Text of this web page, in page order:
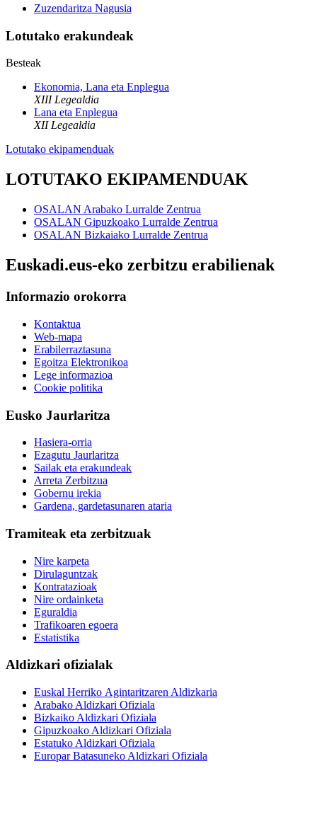
Zuzendaritza Nagusia
Lotutako erakundeak
Besteak
Ekonomia, Lana eta Enplegua
XIII Legealdia
Lana eta Enplegua
XII Legealdia
Lotutako ekipamenduak
LOTUTAKO EKIPAMENDUAK
OSALAN Arabako Lurralde Zentrua
OSALAN Gipuzkoako Lurralde Zentrua
OSALAN Bizkaiako Lurralde Zentrua
Euskadi.eus-eko zerbitzu erabilienak
Informazio orokorra
Kontaktua
Web-mapa
Erabilerraztasuna
Egoitza Elektronikoa
Lege informazioa
Cookie politika
Eusko Jaurlaritza
Hasiera-orria
Ezagutu Jaurlaritza
Sailak eta erakundeak
Arreta Zerbitzua
Gobernu irekia
Gardena, gardetasunaren ataria
Tramiteak eta zerbitzuak
Nire karpeta
Dirulaguntzak
Kontratazioak
Nire ordainketa
Eguraldia
Trafikoaren egoera
Estatistika
Aldizkari ofizialak
Euskal Herriko Agintaritzaren Aldizkaria
Arabako Aldizkari Ofiziala
Bizkaiko Aldizkari Ofiziala
Gipuzkoako Aldizkari Ofiziala
Estatuko Aldizkari Ofiziala
Europar Batasuneko Aldizkari Ofiziala